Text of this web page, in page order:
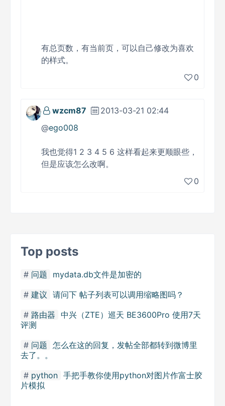
有总页数，有当前页，可以自己修改为喜欢
的样式。
0
wzcm87
2013-03-21 02:44
@ego008
我也觉得1 2 3 4 5 6 这样看起来更顺眼些，
但是应该怎么改啊。
0
Top posts
问题
mydata.db文件是加密的
建议 请问下 帖子列表可以调用缩略图吗？
路由器 中兴（ZTE）巡天 BE3600Pro 使用7天
评测
问题 怎么在这的回复，发帖全部都转到微博里
去了。。
python 手把手教你使用python对图片作富士胶
片模拟